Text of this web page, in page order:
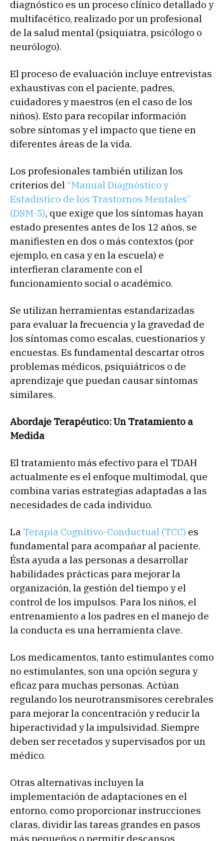
diagnóstico es un proceso clínico detallado y
multifacético, realizado por un profesional
de la salud mental (psiquiatra, psicólogo o
neurólogo).
El proceso de evaluación incluye entrevistas
exhaustivas con el paciente, padres,
cuidadores y maestros (en el caso de los
niños). Esto para recopilar información
sobre síntomas y el impacto que tiene en
diferentes áreas de la vida.
Los profesionales también utilizan los
criterios del “Manual Diagnóstico y
Estadístico de los Trastornos Mentales”
(DSM-5), que exige que los síntomas hayan
estado presentes antes de los 12 años, se
manifiesten en dos o más contextos (por
ejemplo, en casa y en la escuela) e
interfieran claramente con el
funcionamiento social o académico.
Se utilizan herramientas estandarizadas
para evaluar la frecuencia y la gravedad de
los síntomas como escalas, cuestionarios y
encuestas. Es fundamental descartar otros
problemas médicos, psiquiátricos o de
aprendizaje que puedan causar síntomas
similares.
Abordaje Terapéutico: Un Tratamiento a
Medida
El tratamiento más efectivo para el TDAH
actualmente es el enfoque multimodal, que
combina varias estrategias adaptadas a las
necesidades de cada individuo.
La Terapia Cognitivo-Conductual (TCC) es
fundamental para acompañar al paciente.
Ésta ayuda a las personas a desarrollar
habilidades prácticas para mejorar la
organización, la gestión del tiempo y el
control de los impulsos. Para los niños, el
entrenamiento a los padres en el manejo de
la conducta es una herramienta clave.
Los medicamentos, tanto estimulantes como
no estimulantes, son una opción segura y
eficaz para muchas personas. Actúan
regulando los neurotransmisores cerebrales
para mejorar la concentración y reducir la
hiperactividad y la impulsividad. Siempre
deben ser recetados y supervisados por un
médico.
Otras alternativas incluyen la
implementación de adaptaciones en el
entorno, como proporcionar instrucciones
claras, dividir las tareas grandes en pasos
más pequeños o permitir descansos